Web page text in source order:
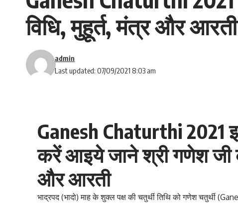
विधि, मुहूर्त, मंत्र और आरती
Last updated: 07/09/2021 8:03 am
admin
Ganesh Chaturthi 2021
करें आइये जाने श्री गणेश जी
और आरती
भाद्रपद (भादो) माह के शुक्ल पक्ष की चतुर्थी तिथि को गणेश चतुर्थी